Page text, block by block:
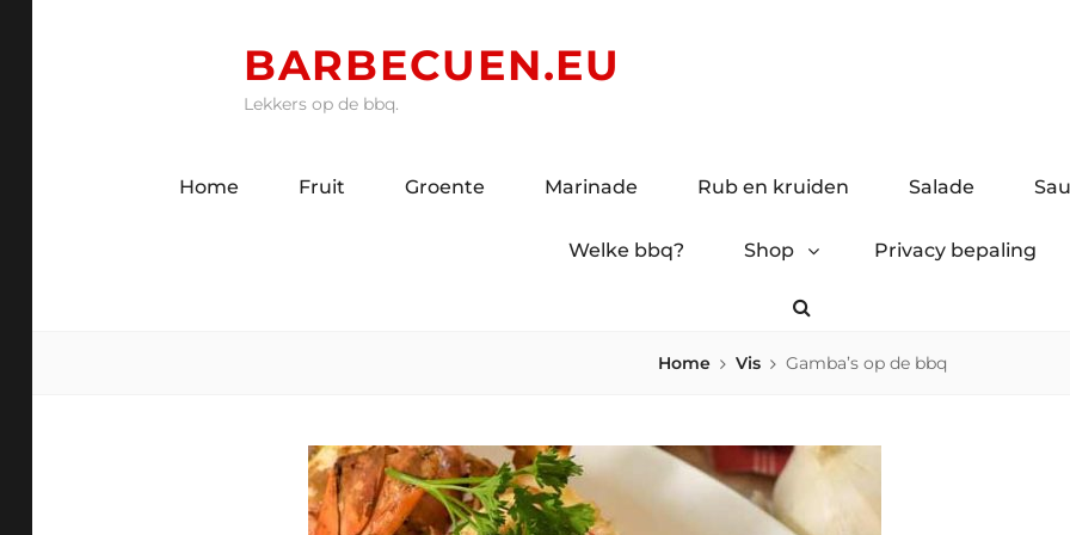
BARBECUEN.EU
Lekkers op de bbq.
Home Fruit Groente Marinade Rub en kruiden Salade
Welke bbq? Shop Privacy bepaling
Home Vis Gamba’s op de bbq